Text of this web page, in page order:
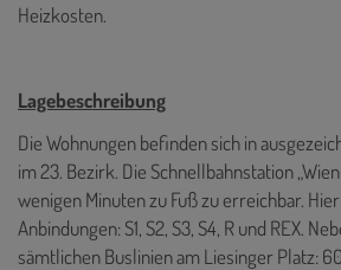
Heizkosten.
Lagebeschreibung
Die Wohnungen befinden sich in
im 23. Bezirk. Die Schnellbahnstation
wenigen Minuten zu Fuß zu erreichbar.
Anbindungen: S1, S2, S3, S4, R und REX.
sämtlichen Buslinien am Liesinger Platz: